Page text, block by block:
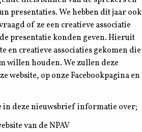
presentaties. We hebben dit jaar ook
of ze een creatieve associatie
presentatie konden geven. Hieruit
en creatieve associaties gekomen die
willen houden. We zullen deze
website, op onze Facebookpagina en
deze nieuwsbrief informatie over;
van de NPAV